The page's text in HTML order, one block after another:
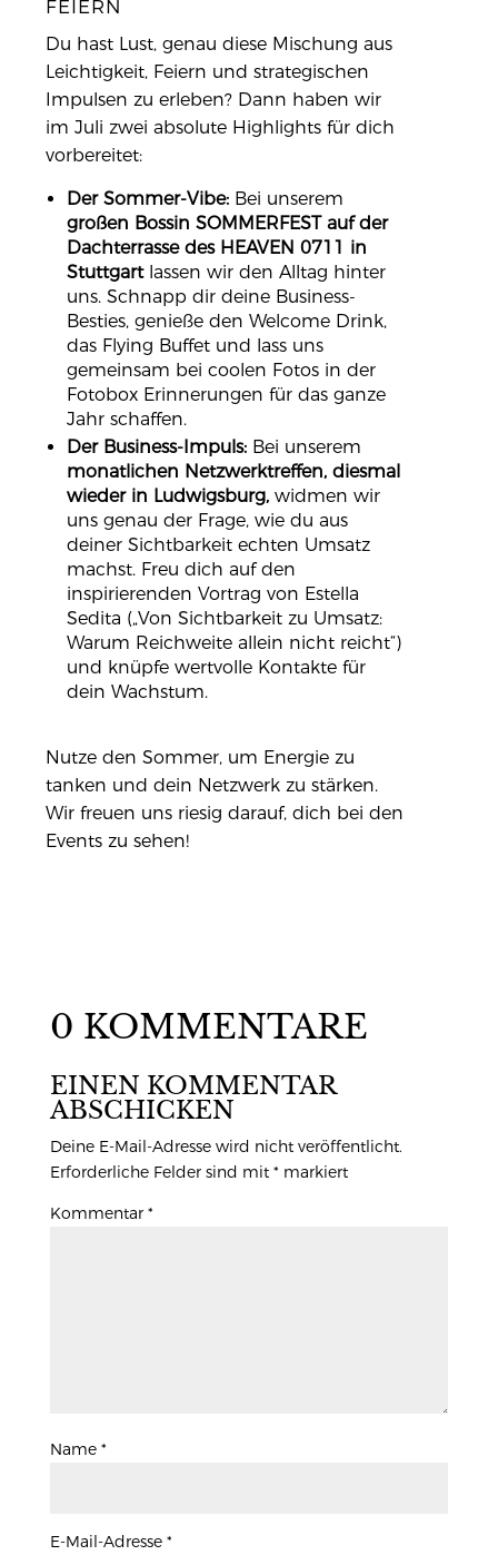
FEIERN
Du hast Lust, genau diese Mischung aus
Leichtigkeit, Feiern und strategischen
Impulsen zu erleben? Dann haben wir
im Juli zwei absolute Highlights für dich
vorbereitet:
Der Sommer-Vibe:Bei unserem
großen Bossin SOMMERFEST auf der
Dachterrasse des HEAVEN 0711 in
Stuttgartlassen wir den Alltag hinter
uns. Schnapp dir deine Business-
Besties, genieße den Welcome Drink,
das Flying Buffet und lass uns
gemeinsam bei coolen Fotos in der
Fotobox Erinnerungen für das ganze
Jahr schaffen.
Der Business-Impuls:Bei unserem
monatlichen Netzwerktreffen, diesmal
wieder in Ludwigsburg,widmen wir
uns genau der Frage, wie du aus
deiner Sichtbarkeit echten Umsatz
machst. Freu dich auf den
inspirierenden Vortrag von Estella
Sedita („Von Sichtbarkeit zu Umsatz:
Warum Reichweite allein nicht reicht“)
und knüpfe wertvolle Kontakte für
dein Wachstum.
Nutze den Sommer, um Energie zu
tanken und dein Netzwerk zu stärken.
Wir freuen uns riesig darauf, dich bei den
Events zu sehen!
0 KOMMENTARE
EINEN KOMMENTAR
ABSCHICKEN
Deine E-Mail-Adresse wird nicht veröffentlicht.
Erforderliche Felder sind mit * markiert
Kommentar *
Name *
E-Mail-Adresse *